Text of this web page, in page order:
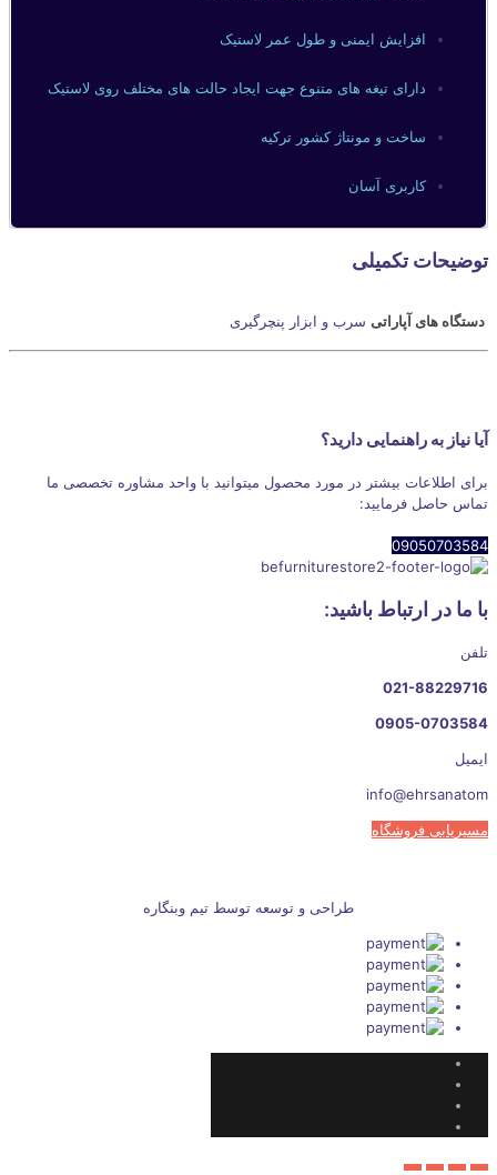
افزایش ایمنی و طول عمر لاستیک
دارای تیغه های متنوع جهت ایجاد حالت های مختلف روی لاستیک
ساخت و مونتاژ کشور ترکیه
کاربری آسان
توضیحات تکمیلی
دستگاه های آپاراتی سرب و ابزار پنچرگیری
آیا نیاز به راهنمایی دارید؟
برای اطلاعات بیشتر در مورد محصول میتوانید با واحد مشاوره تخصصی ما
تماس حاصل فرمایید:
09050703584
با ما در ارتباط باشید:
تلفن
021-88229716
0905-0703584
ایمیل
info@ehrsanatom
مسیریابی فروشگاه
طراحی و توسعه توسط تیم وبنگاره